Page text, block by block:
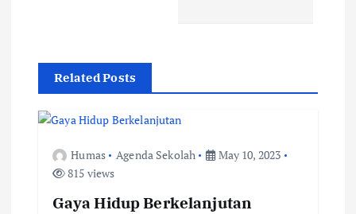
Related Posts
Humas Agenda Sekolah
May 10, 2023
815 views
Gaya Hidup Berkelanjutan